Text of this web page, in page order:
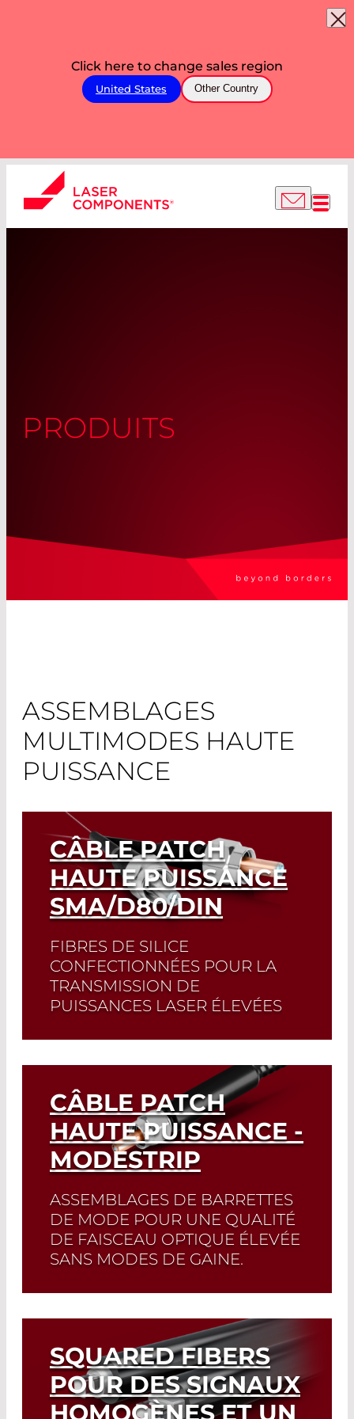
Click here to change sales region
United States Other Country
PRODUITS
ASSEMBLAGES
MULTIMODES HAUTE
PUISSANCE
CÂBLE PATCH
HAUTE PUISSANCE
SMA/D80/DIN
FIBRES DE SILICE
CONFECTIONNÉES POUR LA
TRANSMISSION DE
PUISSANCES LASER ÉLEVÉES
Read More
CÂBLE PATCH
HAUTE PUISSANCE -
MODESTRIP
ASSEMBLAGES DE BARRETTES
DE MODE POUR UNE QUALITÉ
DE FAISCEAU OPTIQUE ÉLEVÉE
SANS MODES DE GAINE.
Read More
SQUARED FIBERS
POUR DES SIGNAUX